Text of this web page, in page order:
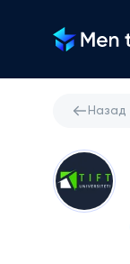
Назад